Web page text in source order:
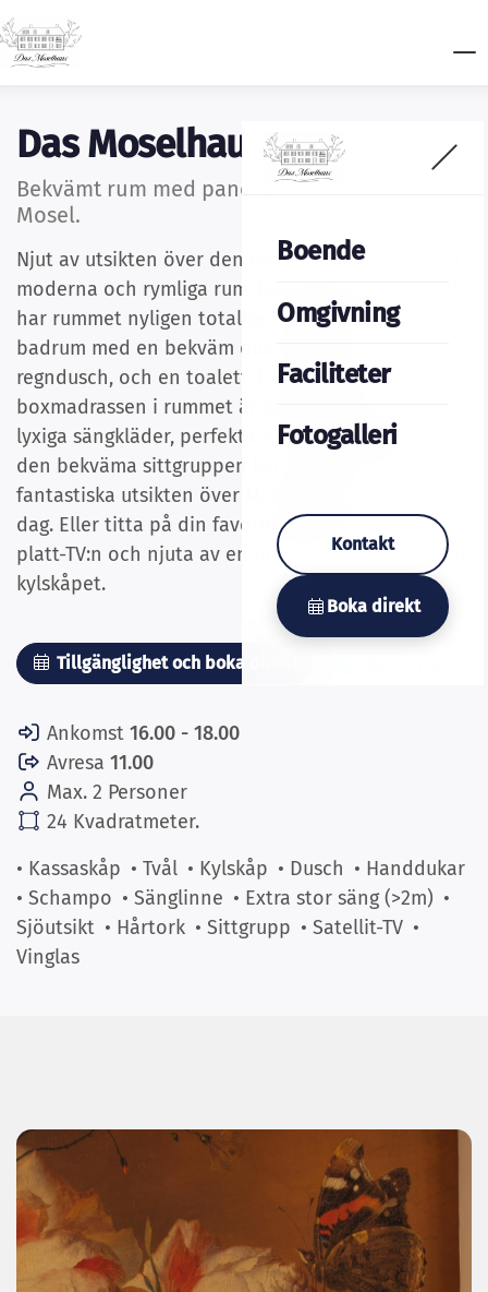
Boende
Omgivning
Faciliteter
Fotogalleri
Kontakt
Boka direkt
Das Moselhaus
Bekvämt rum med panoramautsikt över
Mosel.
Njut av utsikten över den vackra Mosel från detta
moderna och rymliga rum. Liksom resten av B&B:t
har rummet nyligen totalrenoverats och har ett
badrum med en bekväm dusch, inklusive
regndusch, och en toalett. Den generösa
boxmadrassen i rummet är klädd med mjuka,
lyxiga sängkläder, perfekta för drömlika stunder. I
den bekväma sittgruppen kan du njuta av den
fantastiska utsikten över Mosel efter en underbar
dag. Eller titta på din favoritfilm eller serie på
platt-TV:n och njuta av en uppfriskande drink från
kylskåpet.
Tillgänglighet och boka direkt
Ankomst 16.00 - 18.00
Avresa 11.00
Max. 2 Personer
24 Kvadratmeter.
• Kassaskåp • Tvål • Kylskåp • Dusch • Handdukar
• Schampo • Sänglinne • Extra stor säng (>2m) •
Sjöutsikt • Hårtork • Sittgrupp • Satellit-TV •
Vinglas